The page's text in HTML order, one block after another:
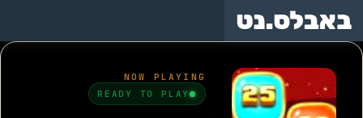
באבלס
באבלס
המקורי
הישן